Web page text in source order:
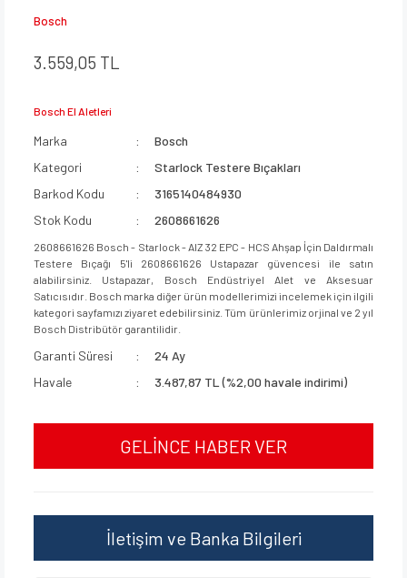
Bosch
3.559,05 TL
Bosch El Aletleri
Marka
Bosch
Kategori
Starlock Testere Bıçakları
Barkod Kodu
3165140484930
Stok Kodu
2608661626
2608661626 Bosch - Starlock - AIZ 32 EPC - HCS Ahşap İçin Daldırmalı
Testere Bıçağı 5'li 2608661626 Ustapazar güvencesi ile satın
alabilirsiniz. Ustapazar, Bosch Endüstriyel Alet ve Aksesuar
Satıcısıdır. Bosch marka diğer ürün modellerimizi incelemek için ilgili
kategori sayfamızı ziyaret edebilirsiniz. Tüm ürünlerimiz orjinal ve 2 yıl
Bosch Distribütör garantilidir.
Garanti Süresi
24 Ay
Havale
3.487,87 TL (%2,00 havale indirimi)
GELİNCE HABER VER
İletişim ve Banka Bilgileri